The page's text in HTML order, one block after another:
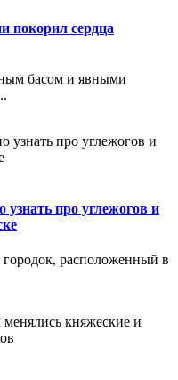
покорил сердца
басом и явными
узнать про углежогов и
расположенный в